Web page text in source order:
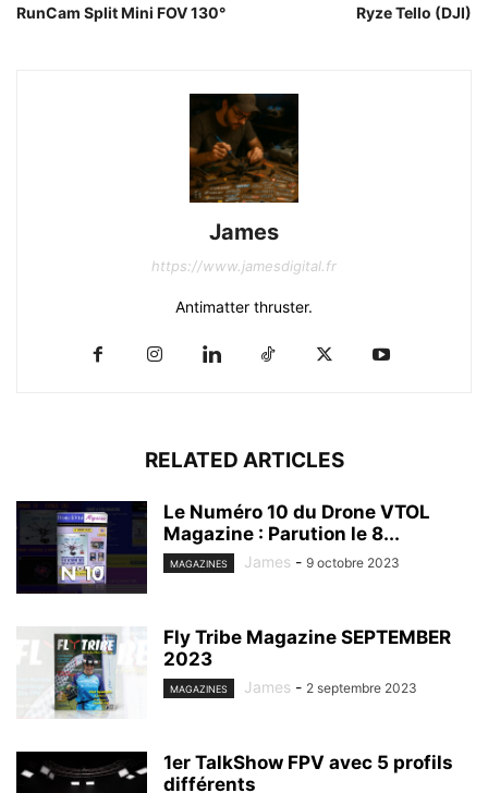
RunCam Split Mini FOV 130° Ryze Tello (DJI)
James
https://www.jamesdigital.fr
Antimatter thruster.
RELATED ARTICLES
Le Numéro 10 du Drone VTOL
Magazine : Parution le 8...
MAGAZINES James - 9 octobre 2023
Fly Tribe Magazine SEPTEMBER
2023
MAGAZINES James - 2 septembre 2023
1er TalkShow FPV avec 5 profils
différents